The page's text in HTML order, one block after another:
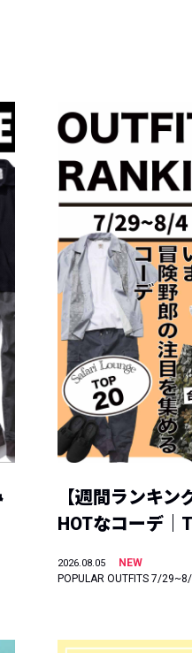
【週間ランキン
HOTなコーデ｜
2026.08.05
NEW
POPULAR OUTFITS 7/